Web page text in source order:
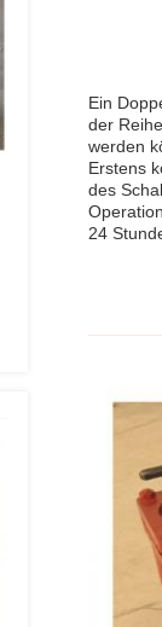
Ein
der
werden
Erstens
des
24